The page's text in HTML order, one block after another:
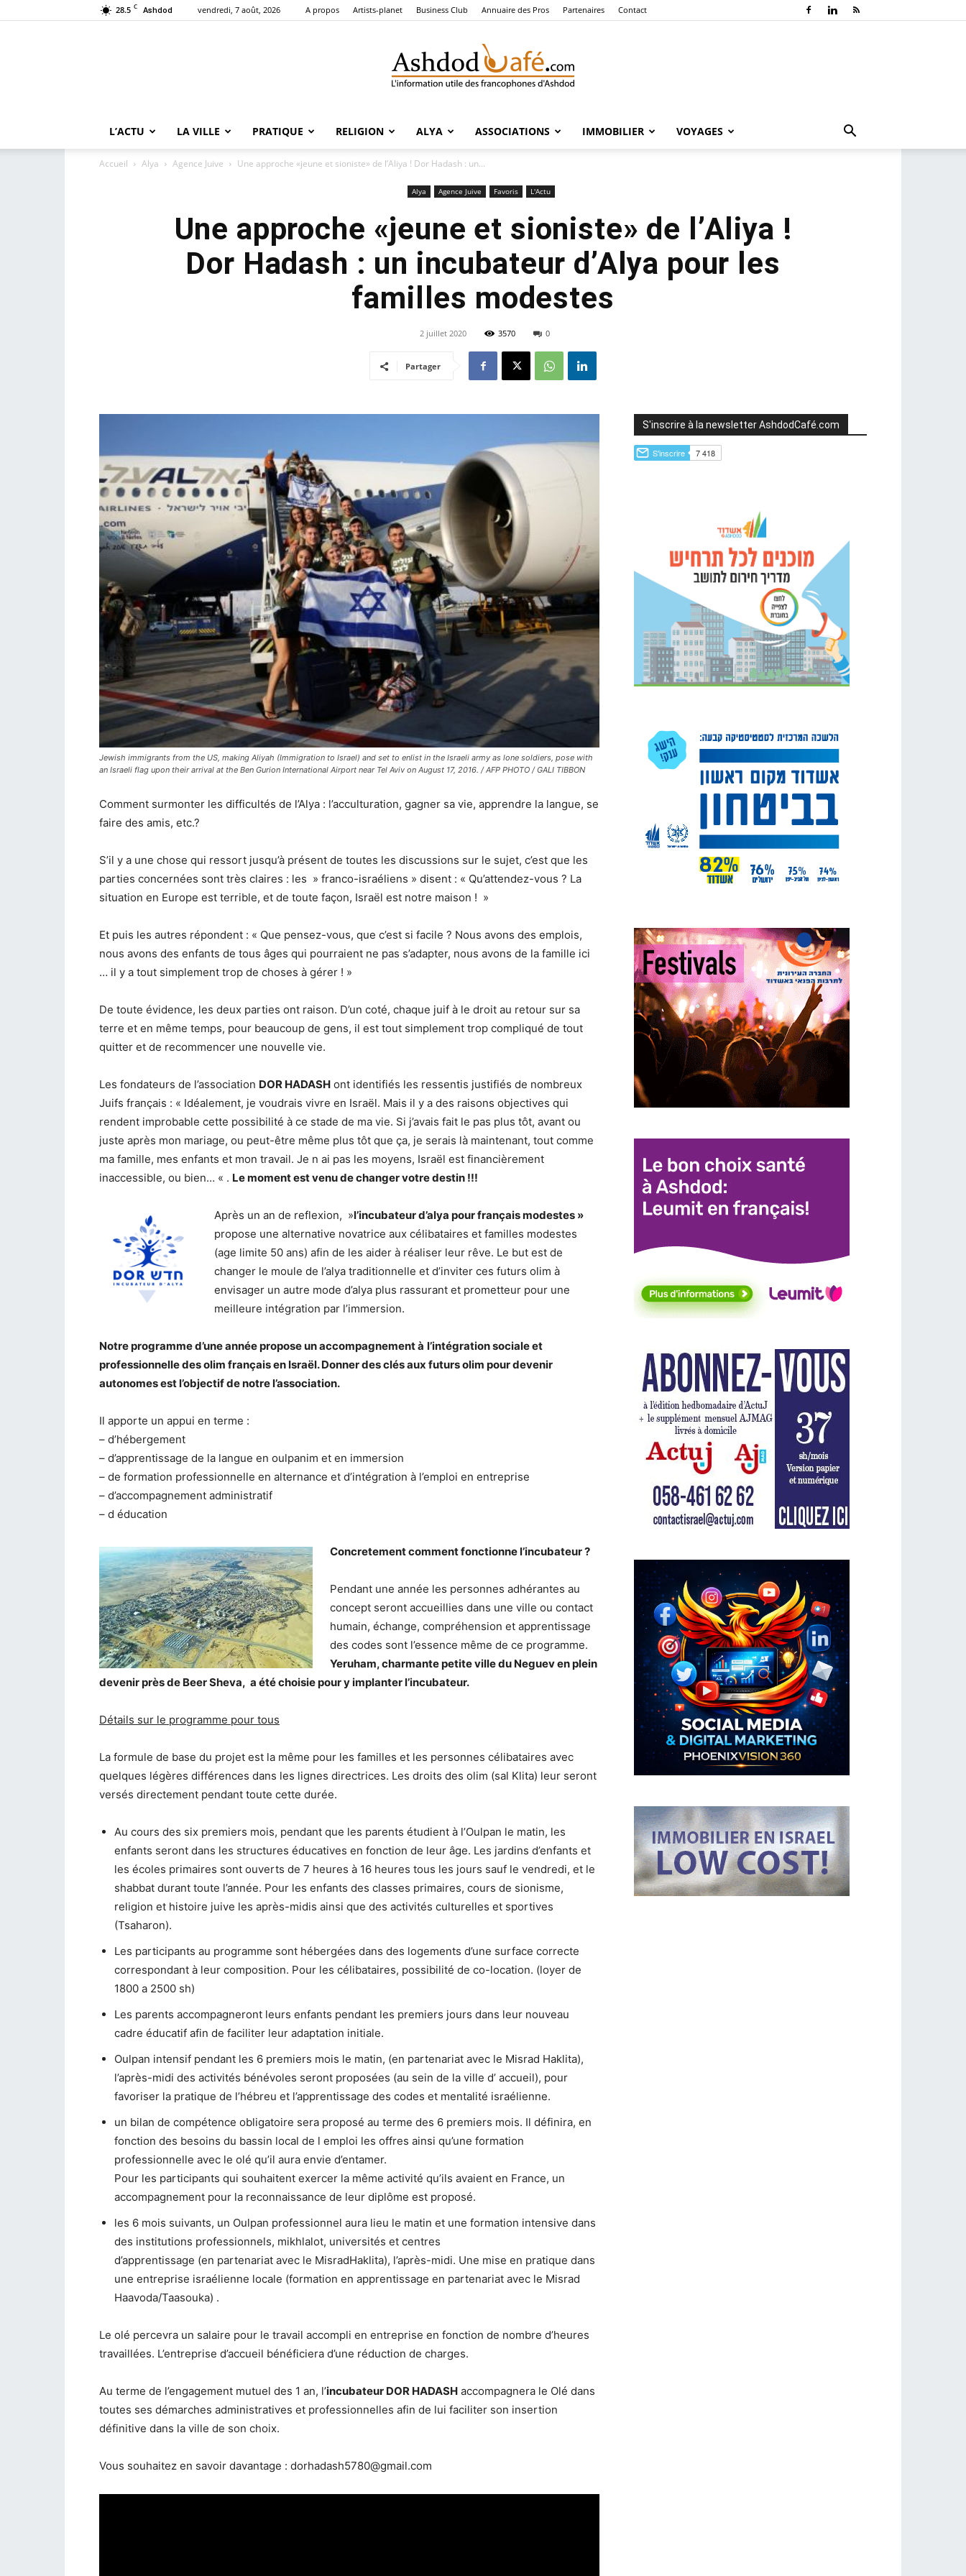
28.5 C Ashdod vendredi, 7 août, 2026 A propos Artists-planet Business Club Annuaire des Pros Partenaires Contact
Café
L’ACTU LA VILLE PRATIQUE RELIGION ALYA ASSOCIATIONS IMMOBILIER VOYAGES
Accueil Alya Agence Juive Une approche «jeune et sioniste» de l’Aliya ! Dor Hadash : un...
Alya Agence Juive Favoris L'Actu
Une approche «jeune et sioniste» de l’Aliya !
Dor Hadash : un incubateur d’Alya pour les
familles modestes
2 juillet 2020 3570 0
Partager
Jewish immigrants from the US, making Aliyah (Immigration to Israel) and set to enlist in the Israeli army as lone soldiers, pose with
an Israeli flag upon their arrival at the Ben Gurion International Airport near Tel Aviv on August 17, 2016. / AFP PHOTO / GALI TIBBON
Comment surmonter les difficultés de l’Alya : l’acculturation, gagner sa vie, apprendre la langue, se
faire des amis, etc.?
S’il y a une chose qui ressort jusqu’à présent de toutes les discussions sur le sujet, c’est que les
parties concernées sont très claires : les » franco-israéliens » disent : « Qu’attendez-vous ? La
situation en Europe est terrible, et de toute façon, Israël est notre maison ! »
Et puis les autres répondent : « Que pensez-vous, que c’est si facile ? Nous avons des emplois,
nous avons des enfants de tous âges qui pourraient ne pas s’adapter, nous avons de la famille ici
… il y a tout simplement trop de choses à gérer ! »
De toute évidence, les deux parties ont raison. D’un coté, chaque juif à le droit au retour sur sa
terre et en même temps, pour beaucoup de gens, il est tout simplement trop compliqué de tout
quitter et de recommencer une nouvelle vie.
Les fondateurs de l’association DOR HADASH ont identifiés les ressentis justifiés de nombreux
Juifs français : « Idéalement, je voudrais vivre en Israël. Mais il y a des raisons objectives qui
rendent improbable cette possibilité à ce stade de ma vie. Si j’avais fait le pas plus tôt, avant ou
juste après mon mariage, ou peut-être même plus tôt que ça, je serais là maintenant, tout comme
ma famille, mes enfants et mon travail. Je n ai pas les moyens, Israël est financièrement
inaccessible, ou bien… « . Le moment est venu de changer votre destin !!!
Après un an de reflexion, »l’incubateur d’alya pour français modestes »
propose une alternative novatrice aux célibataires et familles modestes
(age limite 50 ans) afin de les aider à réaliser leur rêve. Le but est de
changer le moule de l’alya traditionnelle et d’inviter ces futurs olim à
envisager un autre mode d’alya plus rassurant et prometteur pour une
meilleure intégration par l’immersion.
Notre programme d’une année propose un accompagnement à l’intégration sociale et
professionnelle des olim français en Israël. Donner des clés aux futurs olim pour devenir
autonomes est l’objectif de notre l’association.
Il apporte un appui en terme :
– d’hébergement
– d’apprentissage de la langue en oulpanim et en immersion
– de formation professionnelle en alternance et d’intégration à l’emploi en entreprise
– d’accompagnement administratif
– d éducation
Concretement comment fonctionne l’incubateur ?
Pendant une année les personnes adhérantes au
concept seront accueillies dans une ville ou contact
humain, échange, compréhension et apprentissage
des codes sont l’essence même de ce programme.
Yeruham, charmante petite ville du Neguev en plein
devenir près de Beer Sheva, a été choisie pour y implanter l’incubateur.
Détails sur le programme pour tous
La formule de base du projet est la même pour les familles et les personnes célibataires avec
quelques légères différences dans les lignes directrices. Les droits des olim (sal Klita) leur seront
versés directement pendant toute cette durée.
Au cours des six premiers mois, pendant que les parents étudient à l’Oulpan le matin, les
enfants seront dans les structures éducatives en fonction de leur âge. Les jardins d’enfants et
les écoles primaires sont ouverts de 7 heures à 16 heures tous les jours sauf le vendredi, et le
shabbat durant toute l’année. Pour les enfants des classes primaires, cours de sionisme,
religion et histoire juive les après-midis ainsi que des activités culturelles et sportives
(Tsaharon).
Les participants au programme sont hébergées dans des logements d’une surface correcte
correspondant à leur composition. Pour les célibataires, possibilité de co-location. (loyer de
1800 a 2500 sh)
Les parents accompagneront leurs enfants pendant les premiers jours dans leur nouveau
cadre éducatif afin de faciliter leur adaptation initiale.
Oulpan intensif pendant les 6 premiers mois le matin, (en partenariat avec le Misrad Haklita),
l’après-midi des activités bénévoles seront proposées (au sein de la ville d’ accueil), pour
favoriser la pratique de l’hébreu et l’apprentissage des codes et mentalité israélienne.
un bilan de compétence obligatoire sera proposé au terme des 6 premiers mois. Il définira, en
fonction des besoins du bassin local de l emploi les offres ainsi qu’une formation
professionnelle avec le olé qu’il aura envie d’entamer.
Pour les participants qui souhaitent exercer la même activité qu’ils avaient en France, un
accompagnement pour la reconnaissance de leur diplôme est proposé.
les 6 mois suivants, un Oulpan professionnel aura lieu le matin et une formation intensive dans
des institutions professionnels, mikhlalot, universités et centres
d’apprentissage (en partenariat avec le MisradHaklita), l’après-midi. Une mise en pratique dans
une entreprise israélienne locale (formation en apprentissage en partenariat avec le Misrad
Haavoda/Taasouka) .
Le olé percevra un salaire pour le travail accompli en entreprise en fonction de nombre d’heures
travaillées. L’entreprise d’accueil bénéficiera d’une réduction de charges.
Au terme de l’engagement mutuel des 1 an, l’incubateur DOR HADASH accompagnera le Olé dans
toutes ses démarches administratives et professionnelles afin de lui faciliter son insertion
définitive dans la ville de son choix.
Vous souhaitez en savoir davantage : dorhadash5780@gmail.com
S'inscrire à la newsletter AshdodCafé.com